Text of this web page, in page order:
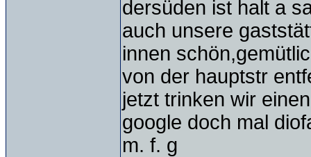
dersüden ist halt a
auch unsere
innen
von der hauptstr
jetzt trinken wir einen
google doch mal
m. f. g